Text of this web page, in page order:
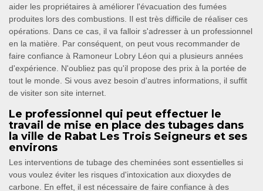
aider les propriétaires à améliorer l'évacuation des fumées
produites lors des combustions. Il est très difficile de réaliser ces
opérations. Dans ce cas, il va falloir s'adresser à un professionnel
en la matière. Par conséquent, on peut vous recommander de
faire confiance à Ramoneur Lobry Léon qui a plusieurs années
d'expérience. N'oubliez pas qu'il propose des prix à la portée de
tout le monde. Si vous avez besoin d'autres informations, il suffit
de visiter son site internet.
Le professionnel qui peut effectuer le
travail de mise en place des tubages dans
la ville de Rabat Les Trois Seigneurs et ses
environs
Les interventions de tubage des cheminées sont essentielles si
vous voulez éviter les risques d'intoxication aux dioxydes de
carbone. En effet, il est nécessaire de faire confiance à des